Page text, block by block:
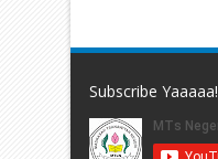
Subscribe Yaaaaa!